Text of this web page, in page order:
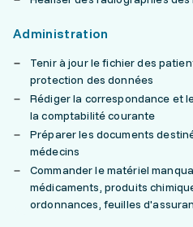
Administration
Tenir à jour le fichier des
protection des données
Rédiger la correspondance et
la comptabilité courante
Préparer les documents
médecins
Commander le matériel
médicaments, produits
ordonnances, feuilles